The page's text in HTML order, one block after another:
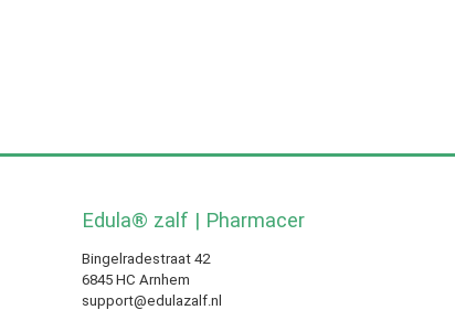
Edula® zalf | Pharmacer
Bingelradestraat 42
6845 HC Arnhem
support@edulazalf.nl